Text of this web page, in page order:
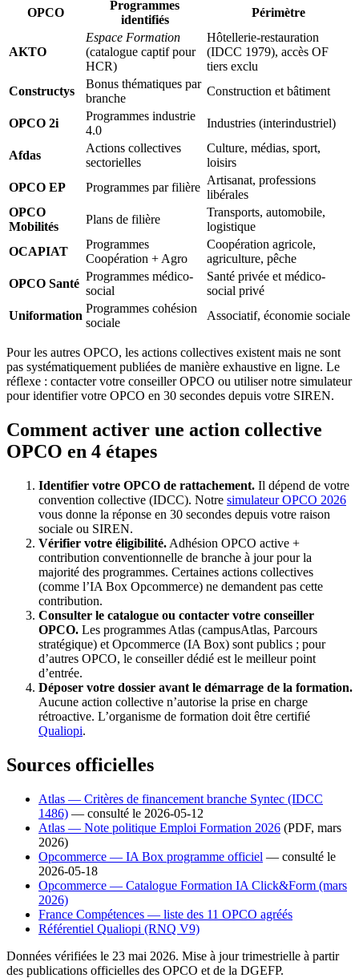
OPCO
Programmes
identifiés
Périmètre
AKTO
Espace Formation
(catalogue captif pour
HCR)
Hôtellerie-restauration
(IDCC 1979), accès OF
tiers exclu
Constructys
Bonus thématiques par
branche
Construction et bâtiment
OPCO 2i
Programmes industrie
4.0
Industries (interindustriel)
Afdas
Actions collectives
sectorielles
Culture, médias, sport,
loisirs
OPCO EP
Programmes par filière
Artisanat, professions
libérales
OPCO
Mobilités
Plans de filière
Transports, automobile,
logistique
OCAPIAT
Programmes
Coopération + Agro
Coopération agricole,
agriculture, pêche
OPCO Santé
Programmes médico-
social
Santé privée et médico-
social privé
Uniformation
Programmes cohésion
sociale
Associatif, économie sociale
Pour les autres OPCO, les actions collectives existent mais ne sont
pas systématiquement publiées de manière exhaustive en ligne. Le
réflexe : contacter votre conseiller OPCO ou utiliser notre simulateur
pour identifier votre OPCO en 30 secondes depuis votre SIREN.
Comment activer une action collective
OPCO en 4 étapes
Identifier votre OPCO de rattachement. Il dépend de votre
convention collective (IDCC). Notre simulateur OPCO 2026
vous donne la réponse en 30 secondes depuis votre raison
sociale ou SIREN.
Vérifier votre éligibilité. Adhésion OPCO active +
contribution conventionnelle de branche à jour pour la
majorité des programmes. Certaines actions collectives
(comme l’IA Box Opcommerce) ne demandent pas cette
contribution.
Consulter le catalogue ou contacter votre conseiller
OPCO. Les programmes Atlas (campusAtlas, Parcours
stratégique) et Opcommerce (IA Box) sont publics ; pour
d’autres OPCO, le conseiller dédié est le meilleur point
d’entrée.
Déposer votre dossier avant le démarrage de la formation.
Aucune action collective n’autorise la prise en charge
rétroactive. L’organisme de formation doit être certifié
Qualiopi.
Sources officielles
Atlas — Critères de financement branche Syntec (IDCC
1486) — consulté le 2026-05-12
Atlas — Note politique Emploi Formation 2026 (PDF, mars
2026)
Opcommerce — IA Box programme officiel — consulté le
2026-05-18
Opcommerce — Catalogue Formation IA Click&Form (mars
2026)
France Compétences — liste des 11 OPCO agréés
Référentiel Qualiopi (RNQ V9)
Données vérifiées le 23 mai 2026. Mise à jour trimestrielle à partir
des publications officielles des OPCO et de la DGEFP.